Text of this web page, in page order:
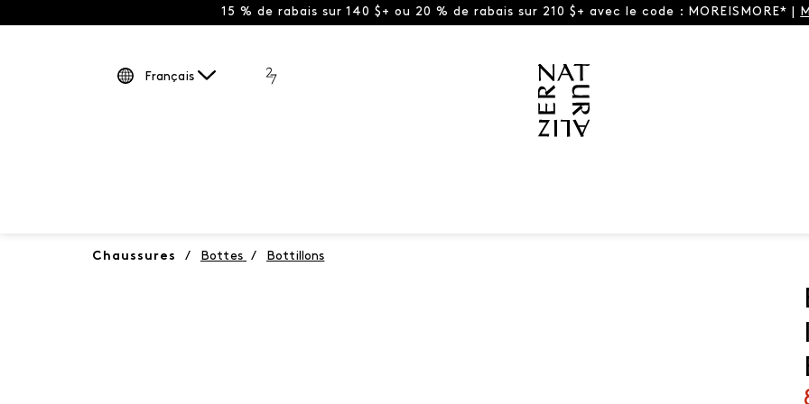
15 % de rabais sur 140 $+ ou 20 % de rabais sur 210 $+ avec le code : MOREISMORE* |
Français
Chaussures / Bottes / Bottillons